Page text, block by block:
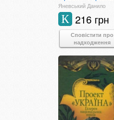
Яневський Данило
216 грн
К
Сповістити про
надходження